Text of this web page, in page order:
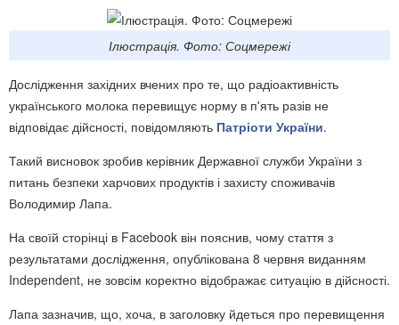
Ілюстрація. Фото: Соцмережі
Дослідження західних вчених про те, що радіоактивність
українського молока перевищує норму в п'ять разів не
відповідає дійсності, повідомляють Патріоти України.
Такий висновок зробив керівник Державної служби України з
питань безпеки харчових продуктів і захисту споживачів
Володимир Лапа.
На своїй сторінці в Facebook він пояснив, чому стаття з
результатами дослідження, опублікована 8 червня виданням
Independent, не зовсім коректно відображає ситуацію в дійсності.
Лапа зазначив, що, хоча, в заголовку йдеться про перевищення